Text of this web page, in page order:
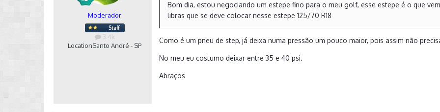
Moderador
3.4k
LocationSanto André - SP
Bom dia, estou negociando um estepe fino para o meu golf, esse estepe é o que
libras que se deve colocar nesse estepe 125/70 R18
Como é um pneu de step, já deixa numa pressão um pouco maior, pois assim não
No meu eu costumo deixar entre 35 e 40 psi.
Abraços